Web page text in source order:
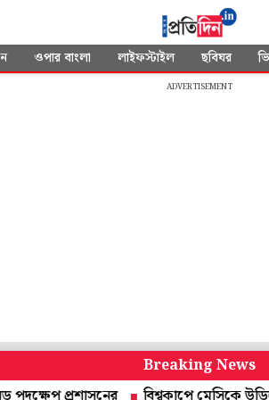
ওপার বাংলা লাইফস্টাইল ছবিঘর
ADVERTISEMENT
Breaking News